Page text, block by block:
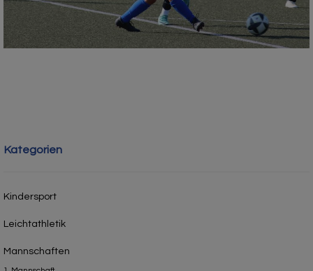
Kategorien
Kindersport
Leichtathletik
Mannschaften